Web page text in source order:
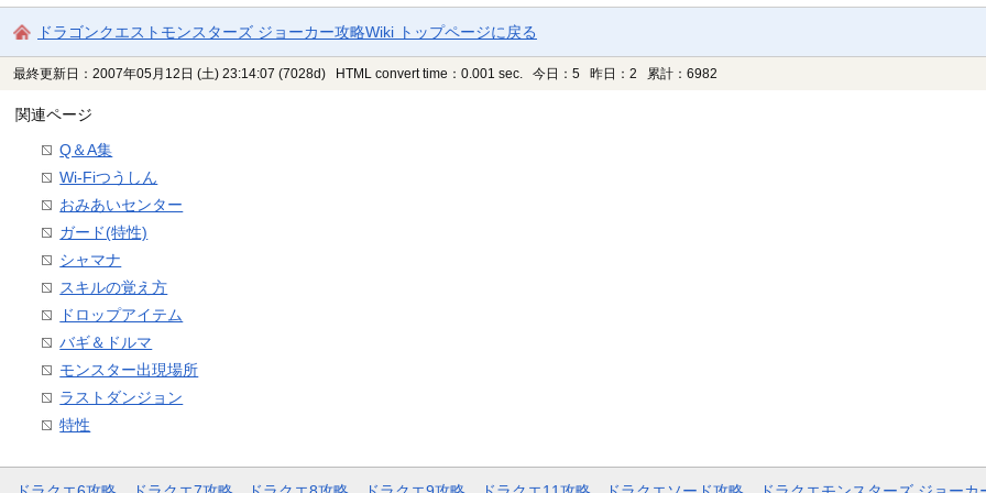
ドラゴンクエストモンスターズ ジョーカー攻略Wiki トップページに戻る
最終更新日：2007年05月12日 (土) 23:14:07 (7028d) HTML convert time：0.001 sec. 今日：5 昨日：2 累計：6982
関連ページ
Q＆A集
Wi-Fiつうしん
おみあいセンター
ガード(特性)
シャマナ
スキルの覚え方
ドロップアイテム
バギ＆ドルマ
モンスター出現場所
ラストダンジョン
特性